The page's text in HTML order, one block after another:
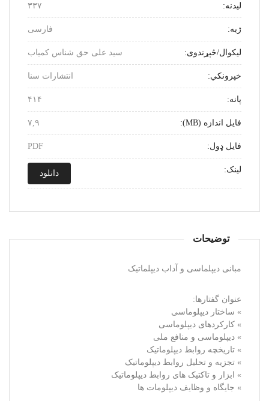
لیدنه: ۳۳۷
ژبه: فارسی
لیکوال/څېړندوی: سید علی حق شناس کمیاب
خپرونکي: انتشارات سنا
پانه: ۴۱۴
فایل اندازه (MB): ۷,۹
فایل ډول: PDF
لینک: دانلود
توضیحات
مبانی دیپلماسی و آداب دیپلماتیک
عنوان گفتارها:
» ساختار دیپلوماسی
» کارکردهای دیپلوماسی
» دیپلوماسی و منافع ملی
» تاریخچه روابط دیپلوماتیک
» تجزیه و تحلیل روابط دیپلوماتیک
» ابزار و تاکتیک های روابط دیپلوماتیک
» جایگاه و وظایف دیپلومات ها